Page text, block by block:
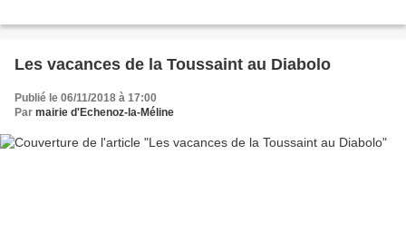
Les vacances de la Toussaint au Diabolo
Publié le 06/11/2018 à 17:00
Par mairie d'Echenoz-la-Méline